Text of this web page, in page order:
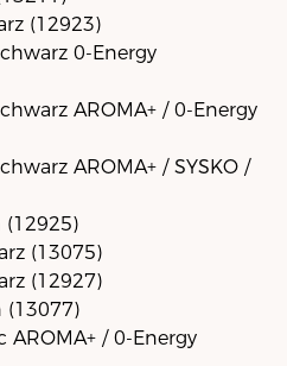
(12923)
0-Energy
AROMA+ / 0-Energy
AROMA+ / SYSKO /
(12925)
(13075)
(12927)
(13077)
AROMA+ / 0-Energy